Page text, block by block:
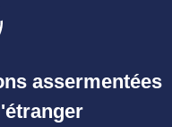
assermentées